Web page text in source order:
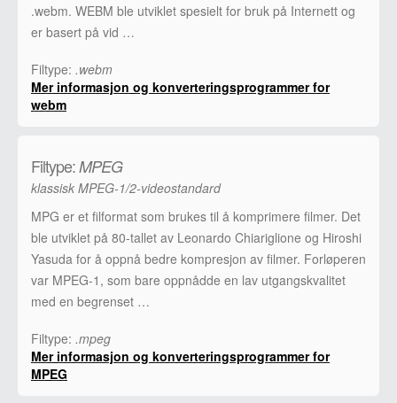
.webm. WEBM ble utviklet spesielt for bruk på Internett og
er basert på vid …
Filtype: .webm
Mer informasjon og konverteringsprogrammer for
webm
Filtype:MPEG
klassisk MPEG-1/2-videostandard
MPG er et filformat som brukes til å komprimere filmer. Det
ble utviklet på 80-tallet av Leonardo Chiariglione og Hiroshi
Yasuda for å oppnå bedre kompresjon av filmer. Forløperen
var MPEG-1, som bare oppnådde en lav utgangskvalitet
med en begrenset …
Filtype: .mpeg
Mer informasjon og konverteringsprogrammer for
MPEG